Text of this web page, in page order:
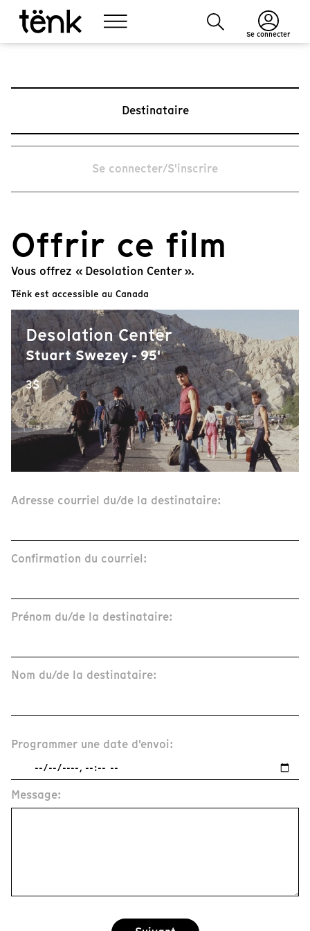
Se connecter
Destinataire
Se connecter/S'inscrire
Offrir ce film
Vous offrez « Desolation Center ».
Tënk est accessible au Canada
Desolation Center
Stuart Swezey - 95'
3$
Adresse courriel du/de la destinataire:
Confirmation du courriel:
Prénom du/de la destinataire:
Nom du/de la destinataire:
Programmer une date d'envoi:
Message: